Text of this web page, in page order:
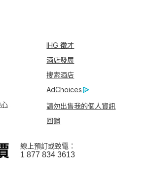
IHG 徵才
酒店發展
搜索酒店
AdChoices
請勿出售我的個人資訊
回饋
線上預訂或致電：
1 877 834 3613